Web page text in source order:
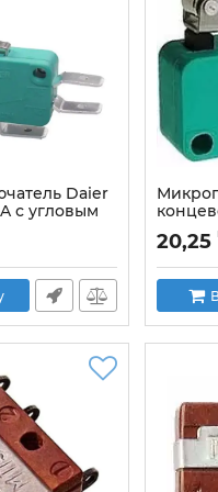
Daier
с угловым
250VAC
Артикул:
20,25